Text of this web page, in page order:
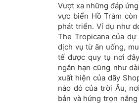
Vượt xa những đáp
vực biển Hồ Tràm
phát triển. Ví dụ như
The Tropicana của
dịch vụ từ ăn uống,
tế được quy tụ nơi
ngắn hạn cũng như
xuất hiện của dãy
nào đó của trời Âu,
bản và hứng trọn